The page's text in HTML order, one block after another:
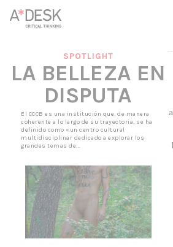
crees también en A*DESK seguimos
seguir adelante. Ahora puedes participar
apoyarlo.
SPOTLIGHT
LA BELLEZA EN
DISPUTA
El CCCB es una institución que, de manera
coherente a lo largo de su trayectoria, se ha
definido como «un centro cultural
multidisciplinar dedicado a explorar los
grandes temas de...